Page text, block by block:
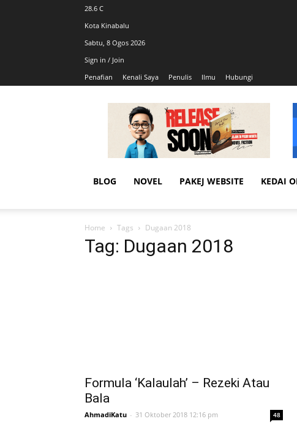
28.6 C
Kota Kinabalu
Sabtu, 8 Ogos 2026
Sign in / Join
Penafian
Kenali Saya Penulis Ilmu Hubungi
AhmadiKatu
BLOG NOVEL PAKEJ WEBSITE KEDAI
Home Tags Dugaan 2018
Tag: Dugaan 2018
Formula ‘Kalaulah’ – Rezeki Atau
Bala
AhmadiKatu - 31 Oktober 2018 12:16 pm 48